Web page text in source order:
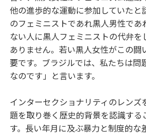
他の進歩的な運動に参加していたと
のフェミニストであれ黒人男性であ
ない人に黒人フェミニストの代弁を
ありません。若い黒人女性がこの闘
要です。ブラジルでは、私たちは問
なのです」と言います。
インターセクショナリティのレンズ
題を取り巻く歴史的背景を認識する
す。長い年月に及ぶ暴力と制度的な